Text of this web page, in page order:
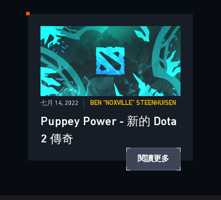
七月 14, 2022 BEN “NOXVILLE” STEENHUISEN
Puppey Power - 新的 Dota
2 傳奇
閱讀更多